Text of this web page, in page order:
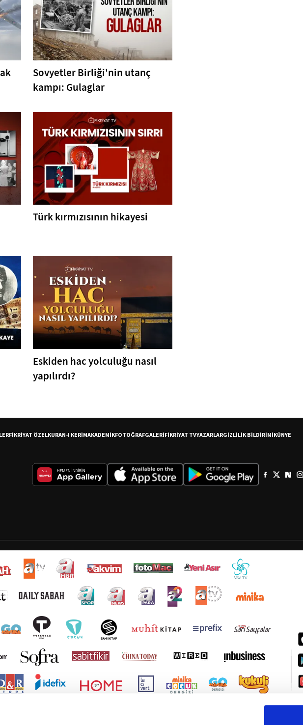
Sovyetler Birliği'nin utanç
kampı: Gulaglar
Türk kırmızısının hikayesi
Eskiden hac yolculuğu nasıl
yapılırdı?
FİKRİYAT ÖZELKURAN-I KERİMAKADEMİKFOTOĞRAFGALERİFİKRİYAT TVYAZARLARGİZLİLİK BİLDİRİMİKÜNYE